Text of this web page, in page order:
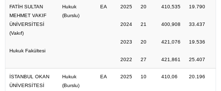
FATİH SULTAN
MEHMET VAKIF
ÜNİVERSİTESİ
(Vakıf)
Hukuk Fakültesi
Hukuk
(Burslu)
EA 2025
2024
2023
2022
20
21
20
27
410,535
400,908
421,076
421,861
19.790
33.437
19.536
25.407
İSTANBUL OKAN
ÜNİVERSİTESİ
Hukuk
(Burslu)
EA 2025 10 410,06 20.196